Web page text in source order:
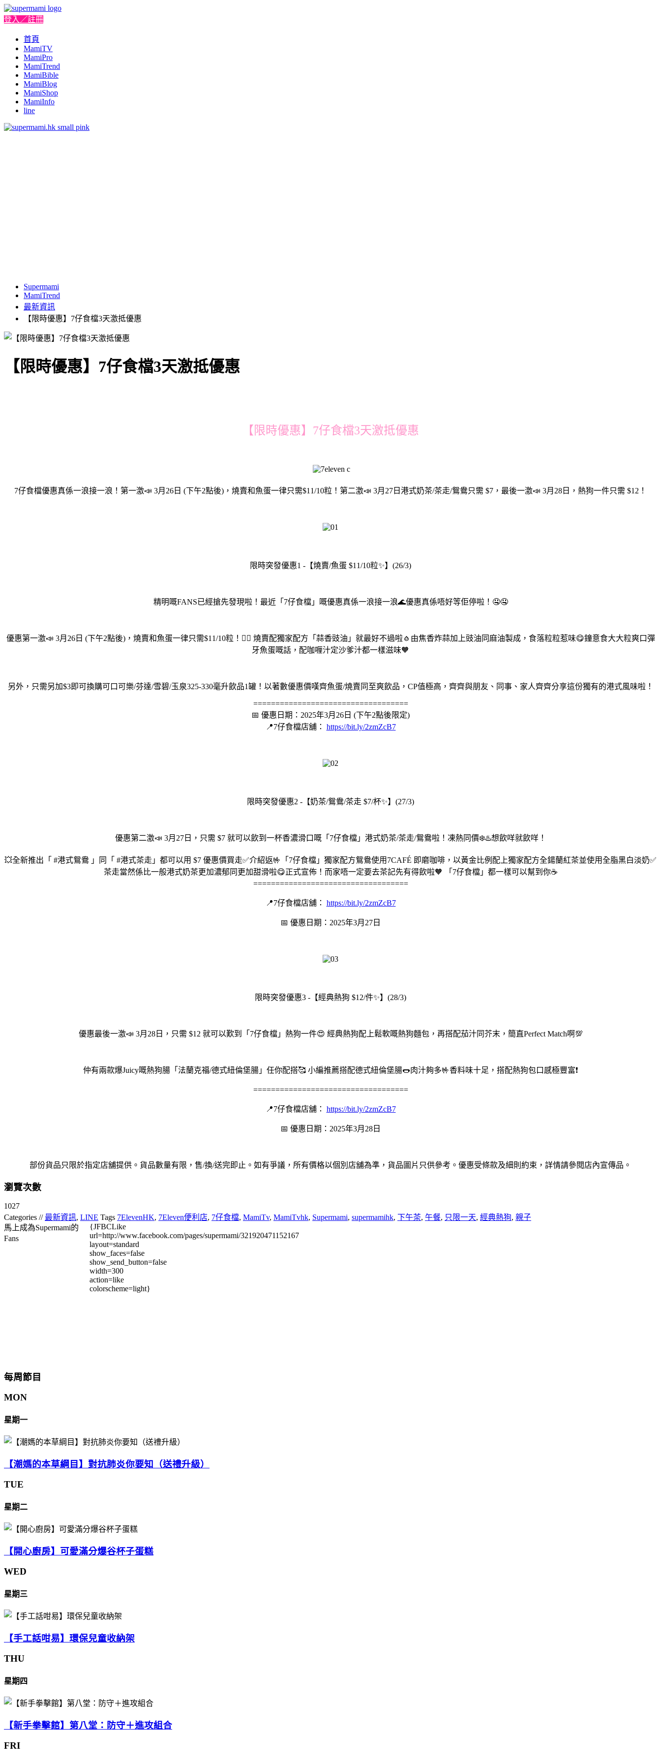
登入／註冊
首頁
MamiTV
MamiPro
MamiTrend
MamiBible
MamiBlog
MamiShop
MamiInfo
line
Supermami
MamiTrend
最新資訊
【限時優惠】7仔食檔3天激抵優惠
【限時優惠】7仔食檔3天激抵優惠
【限時優惠】7仔食檔3天激抵優惠
7仔食檔優惠真係一浪接一浪！第一激📣 3月26日 (下午2點後)，燒賣和魚蛋一律只需$11/10粒！第二激📣 3月27日港式奶茶/茶走/鴛鴦只需 $7，最後一激📣 3月28日，熱狗一件只需 $12！
限時突發優惠1️ -【燒賣/魚蛋 $11/10粒✨】(26/3)
精明嘅FANS已經搶先發現啦！最近「7仔食檔」嘅優惠真係一浪接一浪🌊優惠真係唔好等佢停啦！🤤🤤
優惠第一激📣 3月26日 (下午2點後)，燒賣和魚蛋一律只需$11/10粒！🏃‍♀️ 燒賣配獨家配方「蒜香豉油」就最好不過啦🧄由焦香炸蒜加上豉油同麻油製成，食落粒粒惹味😋鐘意食大大粒爽口彈
牙魚蛋嘅話，配咖喱汁定沙爹汁都一樣滋味🧡
另外，只需另加$3即可換購可口可樂/芬達/雪碧/玉泉325-330毫升飲品1罐！以著數優惠價嘆齊魚蛋/燒賣同至爽飲品，CP值極高，齊齊與朋友、同事、家人齊齊分享這份獨有的港式風味啦！
===================================
📅 優惠日期：2025年3月26日 (下午2點後限定)
📍7仔食檔店舖： https://bit.ly/2zmZcB7
限時突發優惠2 -【奶茶/鴛鴦/茶走 $7/杯✨】(27/3)
優惠第二激📣 3月27日，只需 $7 就可以飲到一杯香濃滑口嘅「7仔食檔」港式奶茶/茶走/鴛鴦啦！凍熱同價❄️♨️想飲咩就飲咩！
💥全新推出「 #港式鴛鴦 」同「 #港式茶走」都可以用 $7 優惠價買走✅介紹返🤟「7仔食檔」獨家配方鴛鴦使用7CAFÉ 即磨咖啡，以黃金比例配上獨家配方全鍚蘭紅茶並使用全脂黑白淡奶✅
茶走當然係比一般港式奶茶更加濃郁同更加甜滑啦😋正式宣佈！而家唔一定要去茶記先有得飲啦🧡 「7仔食檔」都一樣可以幫到你☕️
===================================
📍7仔食檔店舖： https://bit.ly/2zmZcB7
📅 優惠日期：2025年3月27日
限時突發優惠3 -【經典熱狗 $12/件✨】(28/3)
優惠最後一激📣 3月28日，只需 $12 就可以歎到「7仔食檔」熱狗一件😍 經典熱狗配上鬆軟嘅熱狗麵包，再搭配茄汁同芥末，簡直Perfect Match啊💯
仲有兩款爆Juicy嘅熱狗腸「法蘭克福/德式紐倫堡腸」任你配搭🥰 小編推薦搭配德式紐倫堡腸🌭肉汁夠多🤟香料味十足，搭配熱狗包口感極豐富❗️
===================================
📍7仔食檔店舖： https://bit.ly/2zmZcB7
📅 優惠日期：2025年3月28日
部份貨品只限於指定店舖提供。貨品數量有限，售/換/送完即止。如有爭議，所有價格以個別店舖為準，貨品圖片只供參考。優惠受條款及細則約束，詳情請參閱店內宣傳品。
瀏覽次數
1027
Categories // 最新資訊, LINE Tags 7ElevenHK, 7Eleven便利店, 7仔食檔, MamiTv, MamiTvhk, Supermami, supermamihk, 下午茶, 午餐, 只限一天, 經典熱狗, 親子
馬上成為Supermami的
Fans
{JFBCLike
url=http://www.facebook.com/pages/supermami/321920471152167
layout=standard
show_faces=false
show_send_button=false
width=300
action=like
colorscheme=light}
每周節目
MON
星期一
【潮媽的本草綱目】對抗肺炎你要知（送禮升級）
TUE
星期二
【開心廚房】可愛滿分爆谷杯子蛋糕
WED
星期三
【手工話咁易】環保兒童收納架
THU
星期四
【新手拳擊館】第八堂：防守＋進攻組合
FRI